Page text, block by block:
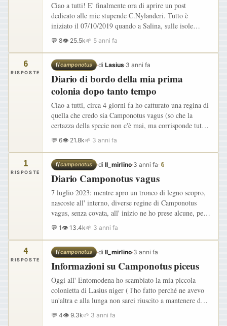
Ciao a tutti! E' finalmente ora di aprire un post
dedicato alle mie stupende C.Nylanderi. Tutto è
iniziato il 07/10/2019 quando a Salina, sulle isole
Eolie, ho incontrato una stupenda regina che correva in
cerca di…
💬 8👁 25.5k🌱 5 anni fa
6
RISPOSTE
f/camponotus ·diLasius·3 anni fa
Diario di bordo della mia prima
colonia dopo tanto tempo
Ciao a tutti, circa 4 giorni fa ho catturato una regina di
quella che credo sia Camponotus vagus (so che la
certazza della specie non c'è mai, ma corrisponde tutto:
dalle dimensioni al colore all'area di distribuzione).…
💬 6👁 21.8k🌱 3 anni fa
1
RISPOSTE
f/camponotus ·diIl_mirlino·3 anni fa·📎
Diario Camponotus vagus
7 luglio 2023: mentre apro un tronco di legno scopro,
nascoste all' interno, diverse regine di Camponotus
vagus, senza covata, all' inizio ne ho prese alcune, per
poi rilasciarle dopo averle nutrite tre giorni dopo…
💬 1 👁 13.4k🌱 3 anni fa
4
RISPOSTE
f/camponotus ·diIl_mirlino·3 anni fa
Informazioni su Camponotus piceus
Oggi all' Entomodena ho scambiato la mia piccola
colonietta di Lasius niger ( l'ho fatto perché ne avevo
un'altra e alla lunga non sarei riuscito a mantenere due
colonie di Lasius) con una piccola colonietta di…
💬 4👁 9.3k🌱 3 anni fa